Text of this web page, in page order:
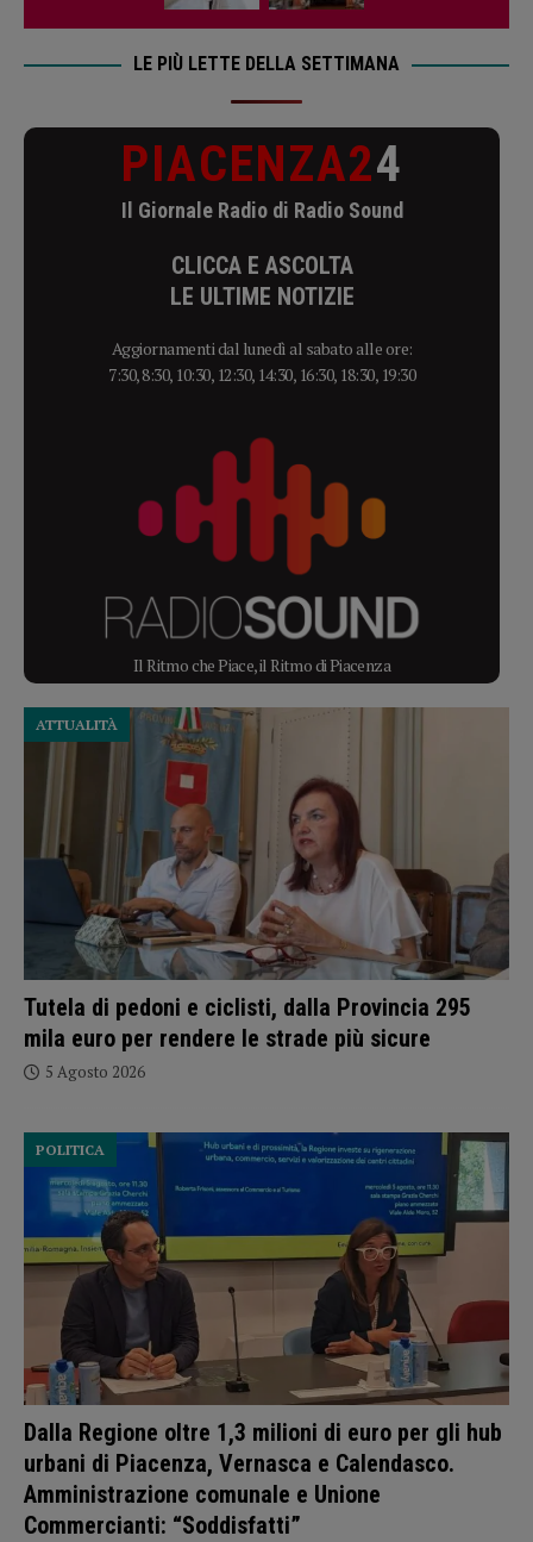
LE PIÙ LETTE DELLA SETTIMANA
PIACENZA24
Il Giornale Radio di Radio Sound
CLICCA E ASCOLTA
LE ULTIME NOTIZIE
Aggiornamenti dal lunedì al sabato alle ore:
7:30, 8:30, 10:30, 12:30, 14:30, 16:30, 18:30, 19:30
Il Ritmo che Piace, il Ritmo di Piacenza
Tutela di pedoni e ciclisti, dalla Provincia 295
mila euro per rendere le strade più sicure
ATTUALITÀ
5 Agosto 2026
Dalla Regione oltre 1,3 milioni di euro per gli hub
urbani di Piacenza, Vernasca e Calendasco.
Amministrazione comunale e Unione
Commercianti: “Soddisfatti”
POLITICA